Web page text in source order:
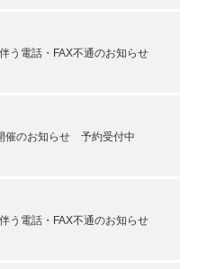
う電話・FAX不通のお知らせ
催のお知らせ 予約受付中
う電話・FAX不通のお知らせ